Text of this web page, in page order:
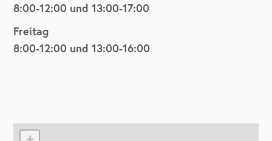
8:00-12:00 und 13:00-17:00
Freitag
8:00-12:00 und 13:00-16:00